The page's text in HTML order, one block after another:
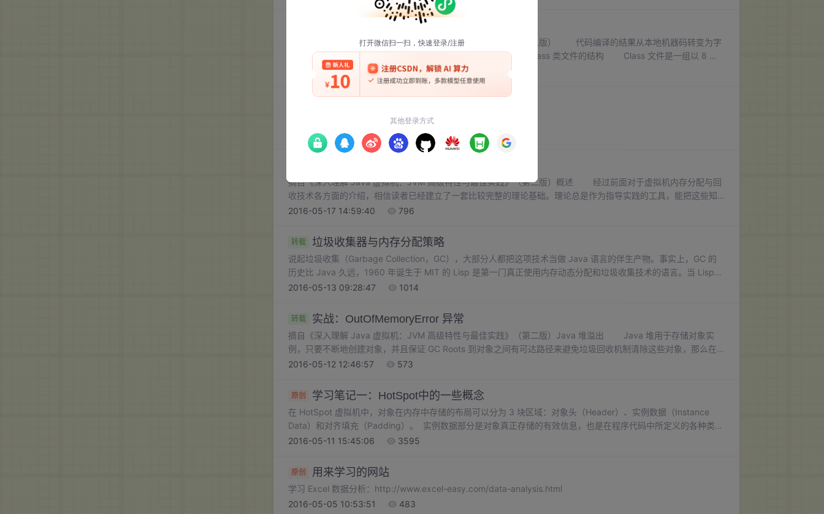
含操作数，只有一个操作码。 字节码
摘自《深入理解 Java 虚拟机：JVM 高级特性与最佳实践》（第二版） 代码编译的结果从本地机器码转变为字
节码，是存储格式发展的一小步，却是编程语言发展的一大步。Class 类文件的结构 Class 文件是一组以 8 位
字节为基础单位的二进制流，各个数据项目严格按照顺序紧凑地排列在 Class 文件之中，中间没有添加任何分隔
符，这使得整个 Class 文件
2016-07-14 17:47:39 828
ECMAScript 6 入门——阮一峰 Mozilla 开发者网络
2016-06-30 14:35:07
592
摘自《深入理解 Java 虚拟机：JVM 高级特性与最佳实践》（第二版）概述 经过前面对于虚拟机内存分配与回
收技术各方面的介绍，相信读者已经建立了一套比较完整的理论基础。理论总是作为指导实践的工具，能把这些知
识应用到实际工作中才是我们的最终目的。 给一个系统定位问题的时候，知识、经验是关键基础，数据是依
2016-05-17 14:59:40 796
转载 垃圾收集器与内存分配策略
说起垃圾收集（Garbage Collection，GC），大部分人都把这项技术当做 Java 语言的伴生产物。事实上，GC 的
历史比 Java 久远，1960 年诞生于 MIT 的 Lisp 是第一门真正使用内存动态分配和垃圾收集技术的语言。当 Lisp
还在胚胎时期时，人们就在思考 GC 需要完成的 3 件事：哪些内存需要回收？什么时候回收？如何回收？ 经过
2016-05-13 09:28:47 1014
转载 实战：OutOfMemoryError 异常
摘自《深入理解 Java 虚拟机：JVM 高级特性与最佳实践》（第二版）Java 堆溢出 Java 堆用于存储对象实
例，只要不断地创建对象，并且保证 GC Roots 到对象之间有可达路径来避免垃圾回收机制清除这些对象，那么在
对象数量到达最大堆的容量限制后就会产生内存溢出异常。 代码清单 2-3 中代码限制 Java 堆的大小为
2016-05-12 12:46:57 573
原创 学习笔记一：HotSpot中的一些概念
在 HotSpot 虚拟机中，对象在内存中存储的布局可以分为 3 块区域：对象头（Header）、实例数据（Instance
Data）和对齐填充（Padding）。 实例数据部分是对象真正存储的有效信息，也是在程序代码中所定义的各种类型
的字段内容。无论是从父类继承下来的，还是在子类中定义的，都需要记录下来。这部分的存储顺序会受到虚拟机
2016-05-11 15:45:06 3595
原创 用来学习的网站
学习 Excel 数据分析：http://www.excel-easy.com/data-analysis.html
2016-05-05 10:53:51
483